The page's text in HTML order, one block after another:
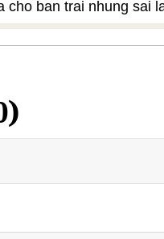
cho ban trai nhung sai